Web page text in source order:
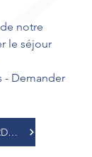
notre
le séjour
- Demander
Programmer un RDV découverte